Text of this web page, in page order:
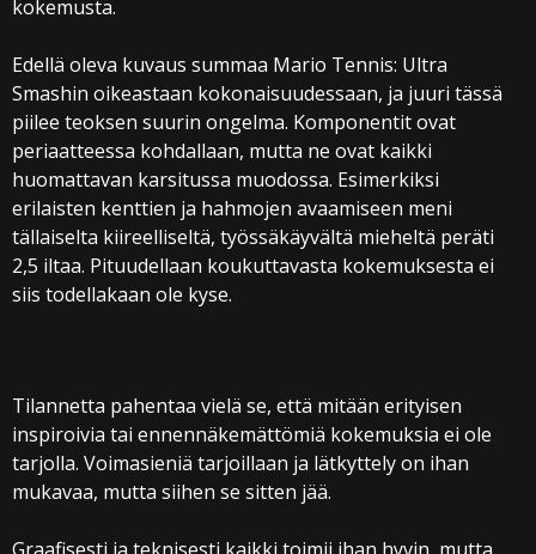
kokemusta.
Edellä oleva kuvaus summaa Mario Tennis: Ultra
Smashin oikeastaan kokonaisuudessaan, ja juuri tässä
piilee teoksen suurin ongelma. Komponentit ovat
periaatteessa kohdallaan, mutta ne ovat kaikki
huomattavan karsitussa muodossa. Esimerkiksi
erilaisten kenttien ja hahmojen avaamiseen meni
tällaiselta kiireelliseltä, työssäkäyvältä mieheltä peräti
2,5 iltaa. Pituudellaan koukuttavasta kokemuksesta ei
siis todellakaan ole kyse.
Tilannetta pahentaa vielä se, että mitään erityisen
inspiroivia tai ennennäkemättömiä kokemuksia ei ole
tarjolla. Voimasieniä tarjoillaan ja lätkyttely on ihan
mukavaa, mutta siihen se sitten jää.